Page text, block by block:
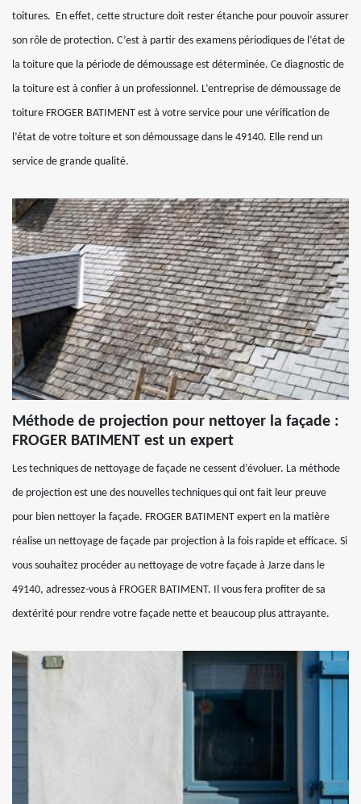
toitures. En effet, cette structure doit rester étanche pour pouvoir assurer
son rôle de protection. C’est à partir des examens périodiques de l’état de
la toiture que la période de démoussage est déterminée. Ce diagnostic de
la toiture est à confier à un professionnel. L’entreprise de démoussage de
toiture FROGER BATIMENT est à votre service pour une vérification de
l’état de votre toiture et son démoussage dans le 49140. Elle rend un
service de grande qualité.
Méthode de projection pour nettoyer la façade :
FROGER BATIMENT est un expert
Les techniques de nettoyage de façade ne cessent d’évoluer. La méthode
de projection est une des nouvelles techniques qui ont fait leur preuve
pour bien nettoyer la façade. FROGER BATIMENT expert en la matière
réalise un nettoyage de façade par projection à la fois rapide et efficace. Si
vous souhaitez procéder au nettoyage de votre façade à Jarze dans le
49140, adressez-vous à FROGER BATIMENT. Il vous fera profiter de sa
dextérité pour rendre votre façade nette et beaucoup plus attrayante.